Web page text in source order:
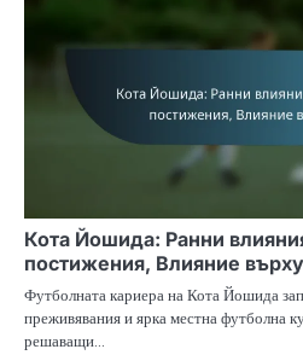
Кота Йошида: Ранни
постижения, Влияние
Футболната кариера на Кота Йошида
преживявания и ярка местна футболна
решаващи…